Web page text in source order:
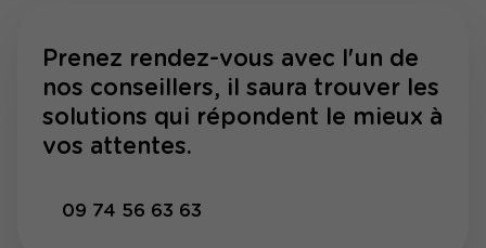
Prenez rendez-vous avec l'un de
nos conseillers, il saura trouver les
solutions qui répondent le mieux à
vos attentes.
09 74 56 63 63